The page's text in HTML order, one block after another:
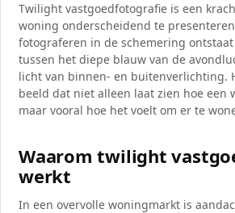
Twilight vastgoedfotografie is een
woning onderscheidend te
fotograferen in de schemering
tussen het diepe blauw van de
licht van binnen- en buitenverlichting.
beeld dat niet alleen laat zien hoe een
maar vooral hoe het voelt om er te
Waarom twilight
werkt
In een overvolle woningmarkt is